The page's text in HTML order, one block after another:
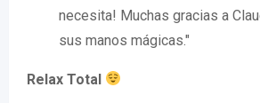
necesita! Muchas gracias a
sus manos mágicas."
Relax Total